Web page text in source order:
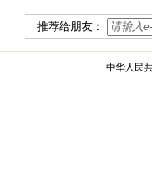
推荐给朋友：
中华人民